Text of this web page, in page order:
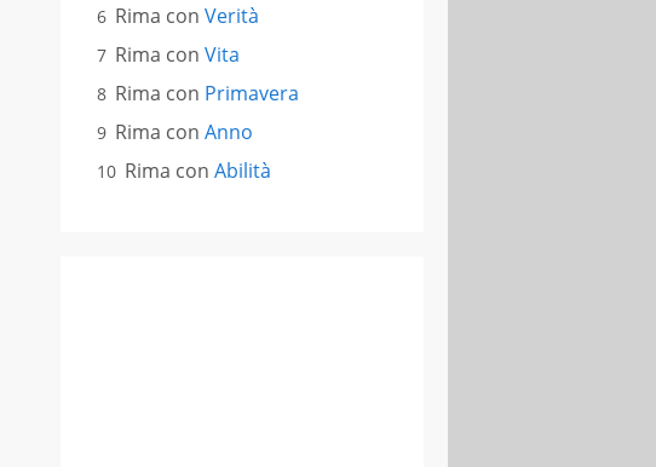
Rima con Verità
Rima con Vita
Rima con Primavera
Rima con Anno
Rima con Abilità